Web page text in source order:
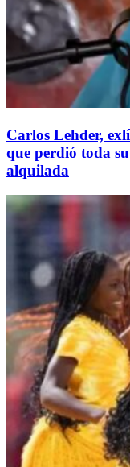
Carlos Lehder,
que perdió toda
alquilada